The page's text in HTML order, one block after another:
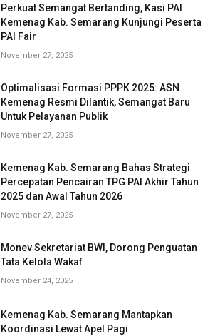
Perkuat Semangat Bertanding, Kasi PAI
Kemenag Kab. Semarang Kunjungi Peserta
PAI Fair
November 27, 2025
Optimalisasi Formasi PPPK 2025: ASN
Kemenag Resmi Dilantik, Semangat Baru
Untuk Pelayanan Publik
November 27, 2025
Kemenag Kab. Semarang Bahas Strategi
Percepatan Pencairan TPG PAI Akhir Tahun
2025 dan Awal Tahun 2026
November 27, 2025
Monev Sekretariat BWI, Dorong Penguatan
Tata Kelola Wakaf
November 24, 2025
Kemenag Kab. Semarang Mantapkan
Koordinasi Lewat Apel Pagi